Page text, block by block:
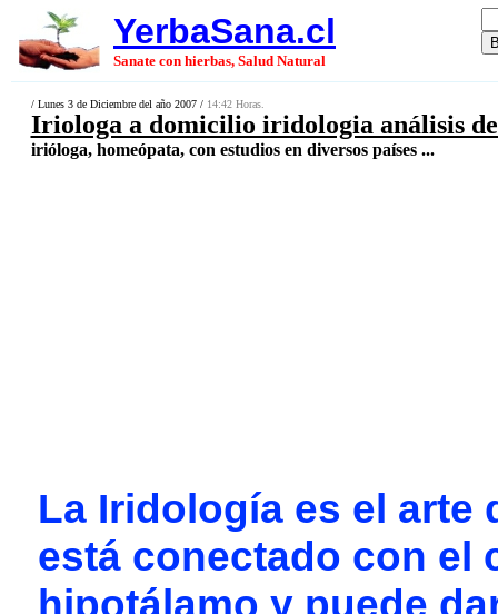
YerbaSana.cl
Sanate con hierbas, Salud Natural
/ Lunes 3 de Diciembre del año 2007 / 14:42 Horas.
Iriologa a domicilio iridologia análisis
irióloga, homeópata, con estudios en diversos países ...
La Iridología es el arte
está conectado con el
hipotálamo y puede